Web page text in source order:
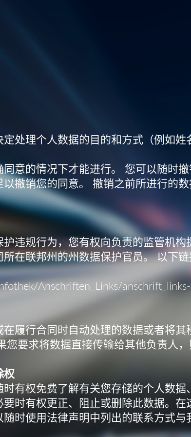
处理个人数据的目的和方式（例如姓
意的情况下才能进行。 您可以随时
撤销您的同意。 撤销之前所进行的
违规行为，您有权向负责的监管机构
在联邦州的州数据保护官员。 以下
Anschriften_Links/anschrift_links-
履行合同时自动处理的数据或者将其
您要求将数据直接传输给其他负责人
权
有权免费了解有关您存储的个人数据
时有权更正、阻止或删除此数据。在
时使用法律声明中列出的联系方式与